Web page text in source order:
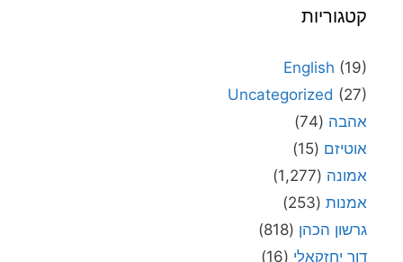
קטגוריות
English (19)
Uncategorized (27)
אהבה (74)
אוטיזם (15)
אמונה (1,277)
אמנות (253)
גרשון הכהן (818)
דור יחזקאלי (16)